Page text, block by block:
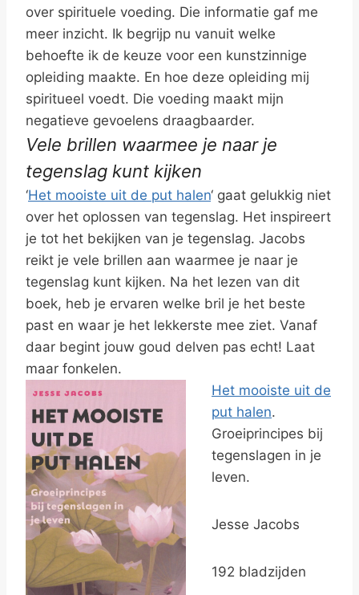
over spirituele voeding. Die informatie gaf me
meer inzicht. Ik begrijp nu vanuit welke
behoefte ik de keuze voor een kunstzinnige
opleiding maakte. En hoe deze opleiding mij
spiritueel voedt. Die voeding maakt mijn
negatieve gevoelens draagbaarder.
Vele brillen waarmee je naar je
tegenslag kunt kijken
‘Het mooiste uit de put halen‘ gaat gelukkig niet
over het oplossen van tegenslag. Het inspireert
je tot het bekijken van je tegenslag. Jacobs
reikt je vele brillen aan waarmee je naar je
tegenslag kunt kijken. Na het lezen van dit
boek, heb je ervaren welke bril je het beste
past en waar je het lekkerste mee ziet. Vanaf
daar begint jouw goud delven pas echt! Laat
maar fonkelen.
Het mooiste uit de
put halen.
Groeiprincipes bij
tegenslagen in je
leven.
Jesse Jacobs
192 bladzijden